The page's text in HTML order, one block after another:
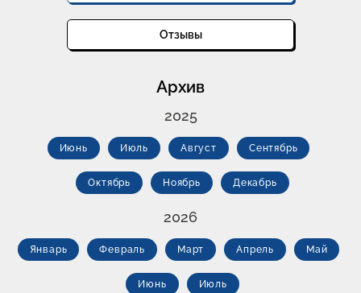
Отзывы
Архив
2025
Июнь Июль Август Сентябрь
Октябрь Ноябрь Декабрь
2026
Январь Февраль Март Апрель Май
Июнь Июль